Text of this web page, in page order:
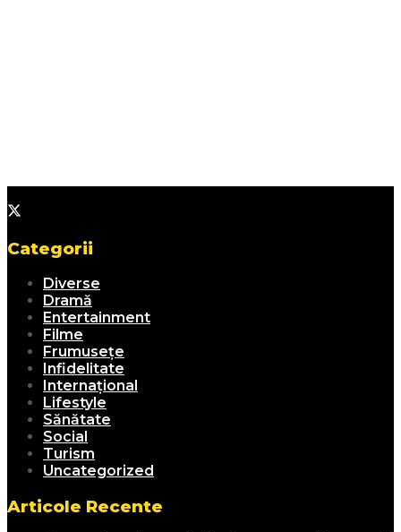
Categorii
Diverse
Dramă
Entertainment
Filme
Frumusețe
Infidelitate
Internațional
Lifestyle
Sănătate
Social
Turism
Uncategorized
Articole Recente